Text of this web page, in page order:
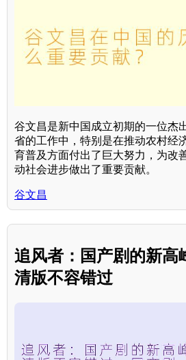
谷文昌是新中国成立初期的一位杰
省的工作中，特别是在推动农村经
育普及方面付出了巨大努力，为改
动社会进步做出了重要贡献。
谷文昌
追风者：国产剧的新高
清版不容错过